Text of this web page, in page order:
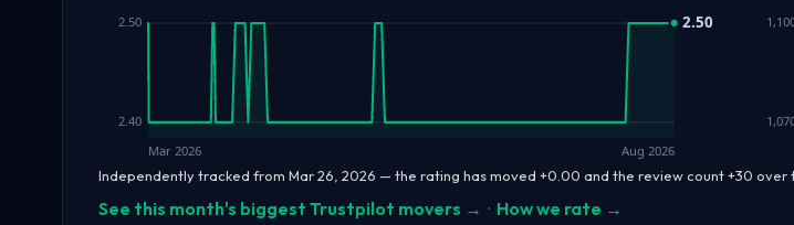
2.50
2.40
2.50
Mar 2026 Aug 2026
Independently tracked from Mar 26, 2026 — the rating has moved +0.00 and the review count +30
See this month's biggest Trustpilot movers → · How we rate →